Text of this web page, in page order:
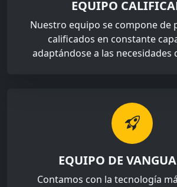
EQUIPO
Nuestro equipo se compone de
calificados en constante
adaptándose a las necesidades
EQUIPO DE
Contamos con la tecnología